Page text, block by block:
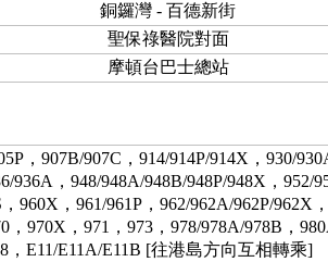
銅鑼灣 - 百德新街
聖保祿醫院對面
摩頓台巴士總站
，907B/907C，914/914P/914X，930/
936A，948/948A/948B/948P/948X，952/
，960X，961/961P，962/962A/962P/962X
，970X，971，973，978/978A/978B，
，E11/E11A/E11B [往港島方向互相轉乘]